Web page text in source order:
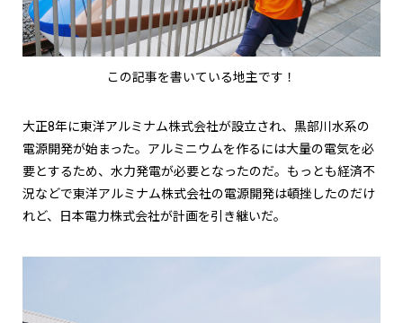
この記事を書いている地主です！
大正8年に東洋アルミナム株式会社が設立され、黒部川水系の
電源開発が始まった。アルミニウムを作るには大量の電気を必
要とするため、水力発電が必要となったのだ。もっとも経済不
況などで東洋アルミナム株式会社の電源開発は頓挫したのだけ
れど、日本電力株式会社が計画を引き継いだ。